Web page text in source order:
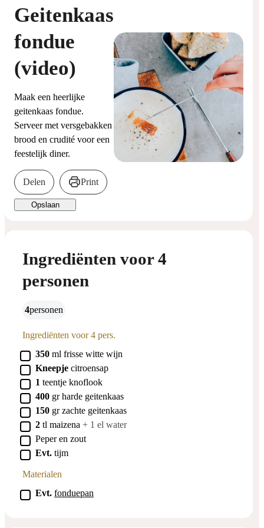
Geitenkaas
fondue
(video)
Maak een heerlijke
geitenkaas fondue.
Serveer met versgebakken
brood en crudité voor een
feestelijk diner.
Delen Print
Opslaan
Ingrediënten voor 4
personen
4 personen
Ingrediënten voor 4 pers.
▢
350 ml frisse witte wijn
▢
Kneepje citroensap
▢
1 teentje knoflook
▢
400 gr harde geitenkaas
▢
150 gr zachte geitenkaas
▢
2 tl maizena + 1 el water
▢
Peper en zout
▢
Evt. tijm
Materialen
▢
Evt. fonduepan